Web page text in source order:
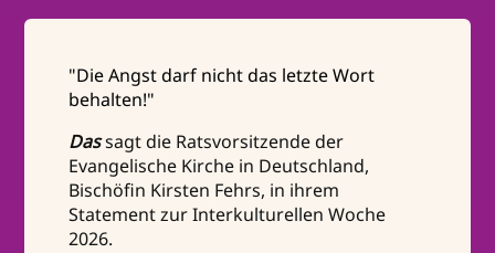
"Die Angst darf nicht das letzte Wort
behalten!"
Dassagt die Ratsvorsitzende der
Evangelische Kirche in Deutschland,
Bischöfin Kirsten Fehrs, in ihrem
Statement zur Interkulturellen Woche
2026.